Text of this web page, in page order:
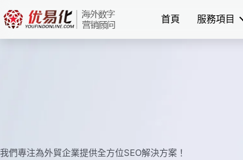
Skip
to
content
首頁 服務項目
我們專注為外貿企業提供全方位SEO解決方案！